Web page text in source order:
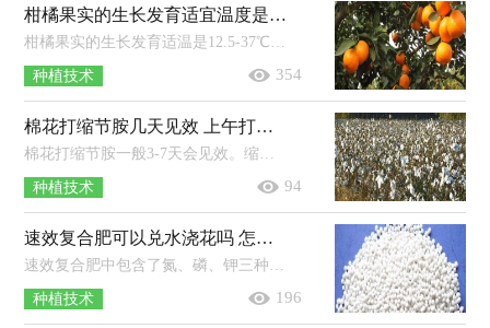
柑橘果实的生长发育适宜温度是 附种植方法和条件
柑橘果实的生长发育适温是12.5-37℃，秋季花芽分化时，白天适温为20℃左右，晚上适温为10℃左右。年日照时长达到1200-2200小时的地区适...
种植技术 354
棉花打缩节胺几天见效 上午打还是下午打好 打多了用什么方法补救
棉花打缩节胺一般3-7天会见效。缩节胺的优点：可以延缓棉花主茎、果枝的伸长，防止棉花徒长；能有效控制棉花顶芽、叶枝和腋芽的生长；能...
种植技术 94
速效复合肥可以兑水浇花吗 怎么用
速效复合肥中包含了氮、磷、钾三种元素，能够给花卉提供所必需的营养物质，在使用时，一般将复合肥按照比例兑水溶解后浇花；其中兑水比例...
种植技术 196